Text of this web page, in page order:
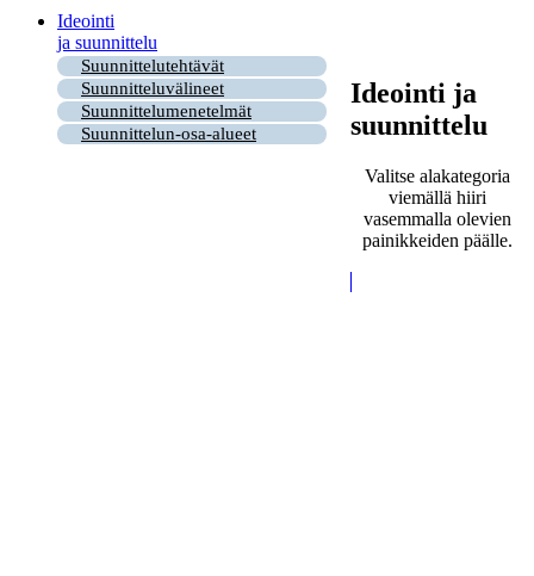
Ideointi
ja suunnittelu
Suunnittelutehtävät
Suunnitteluvälineet
Suunnittelumenetelmät
Suunnittelun-osa-alueet
Ideointi ja
suunnittelu
Valitse alakategoria
viemällä hiiri
vasemmalla olevien
painikkeiden päälle.